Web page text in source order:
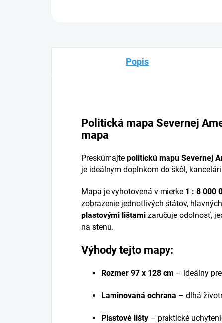
Popis
Politická mapa Severnej
mapa
Preskúmajte politickú mapu Severnej
je ideálnym doplnkom do škôl,
Mapa je vyhotovená v mierke 1 : 8 000
zobrazenie jednotlivých štátov,
plastovými lištami zaručuje odolnosť,
na stenu.
Výhody tejto mapy:
Rozmer 97 x 128 cm – ideálny
Laminovaná ochrana – dlhá
Plastové lišty – praktické